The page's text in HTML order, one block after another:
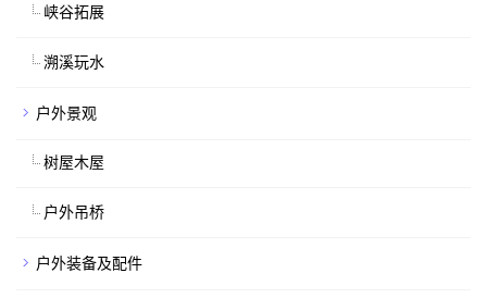
峡谷拓展
溯溪玩水
户外景观
树屋木屋
户外吊桥
户外装备及配件